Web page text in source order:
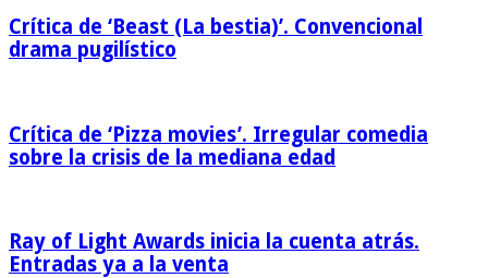
Crítica de ‘Beast (La bestia)’. Convencional
drama pugilístico
Crítica de ‘Pizza movies’. Irregular comedia
sobre la crisis de la mediana edad
Ray of Light Awards inicia la cuenta atrás.
Entradas ya a la venta